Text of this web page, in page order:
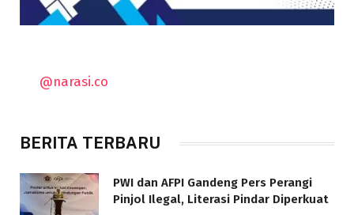
@narasi.co
BERITA TERBARU
PWI dan AFPI Gandeng Pers Perangi
Pinjol Ilegal, Literasi Pindar Diperkuat